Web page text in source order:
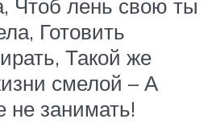
Чтоб лень свою ты
Готовить
Такой же
смелой – А
не занимать!